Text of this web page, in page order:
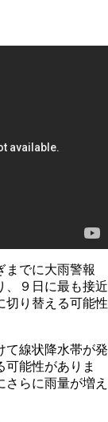
でに大雨警報
、９日に最も接近
切り替える可能性
線状降水帯が発
能性がありま
らに雨量が増え